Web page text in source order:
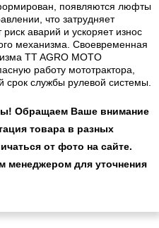
появляются люфты
что затрудняет
аварий и ускоряет износ
механизма. Своевременная
TT AGRO MOTO
работу мототрактора,
срок службы рулевой системы.
Обращаем Ваше внимание
товара в разных
от фото на сайте.
менеджером для уточнения